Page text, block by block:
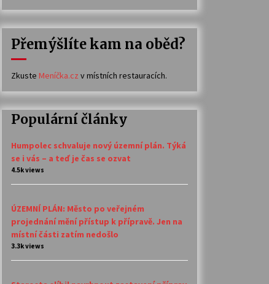
Přemýšlíte kam na oběd?
Zkuste Meníčka.cz v místních restauracích.
Populární články
Humpolec schvaluje nový územní plán. Týká
se i vás – a teď je čas se ozvat
4.5k views
ÚZEMNÍ PLÁN: Město po veřejném
projednání mění přístup k přípravě. Jen na
místní části zatím nedošlo
3.3k views